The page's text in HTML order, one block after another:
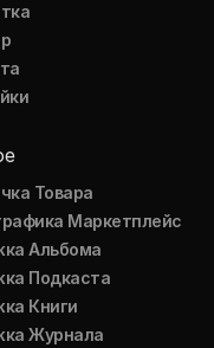
Товара
Маркетплейс
Альбома
Подкаста
Книги
Журнала